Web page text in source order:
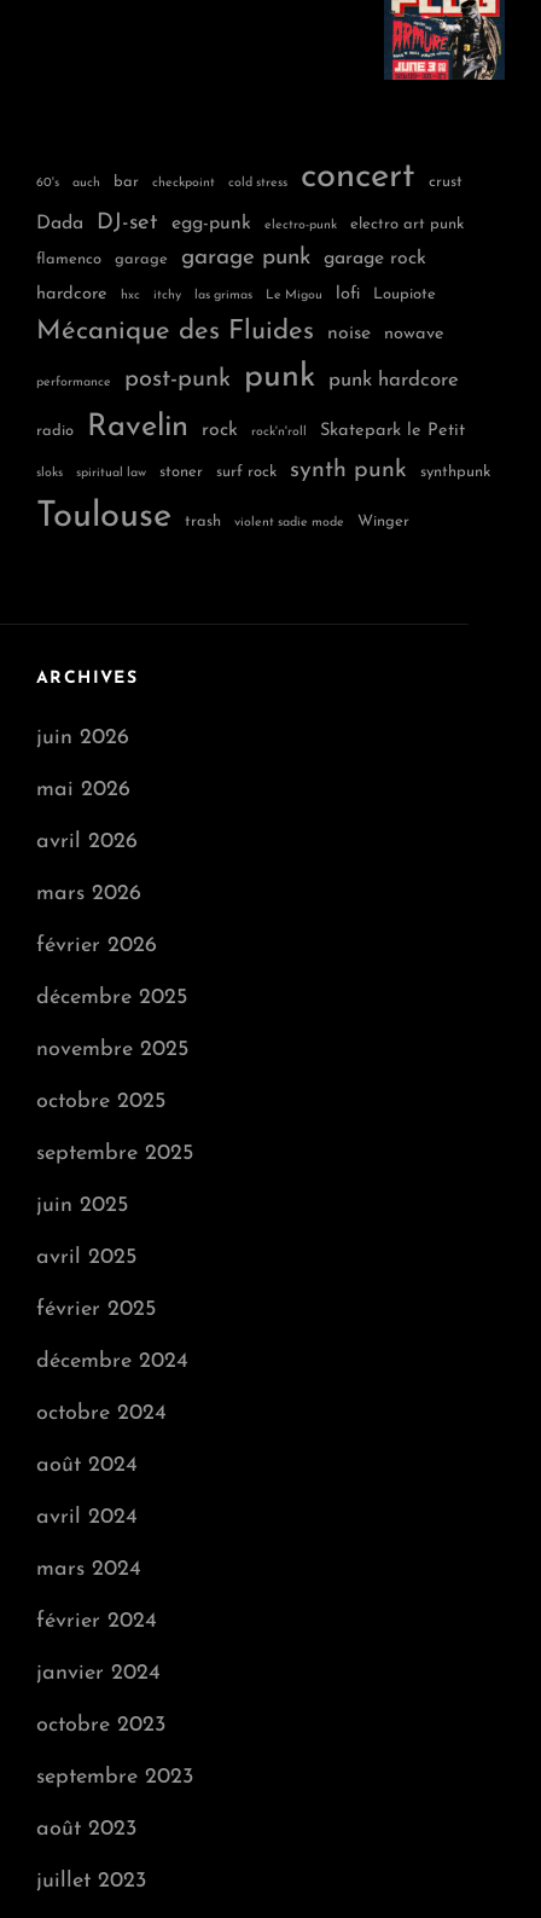
60's auch bar checkpoint cold stress concert crust
Dada DJ-set egg-punk electro-punk electro art punk
flamenco garage garage punk garage rock
hardcore hxc itchy las grimas Le Migou lofi Loupiote
Mécanique des Fluides noise nowave
performance post-punk punk punk hardcore
radio Ravelin rock rock'n'roll Skatepark le Petit
sloks spiritual law stoner surf rock synth punk synthpunk
Toulouse trash violent sadie mode Winger
ARCHIVES
juin 2026
mai 2026
avril 2026
mars 2026
février 2026
décembre 2025
novembre 2025
octobre 2025
septembre 2025
juin 2025
avril 2025
février 2025
décembre 2024
octobre 2024
août 2024
avril 2024
mars 2024
février 2024
janvier 2024
octobre 2023
septembre 2023
août 2023
juillet 2023